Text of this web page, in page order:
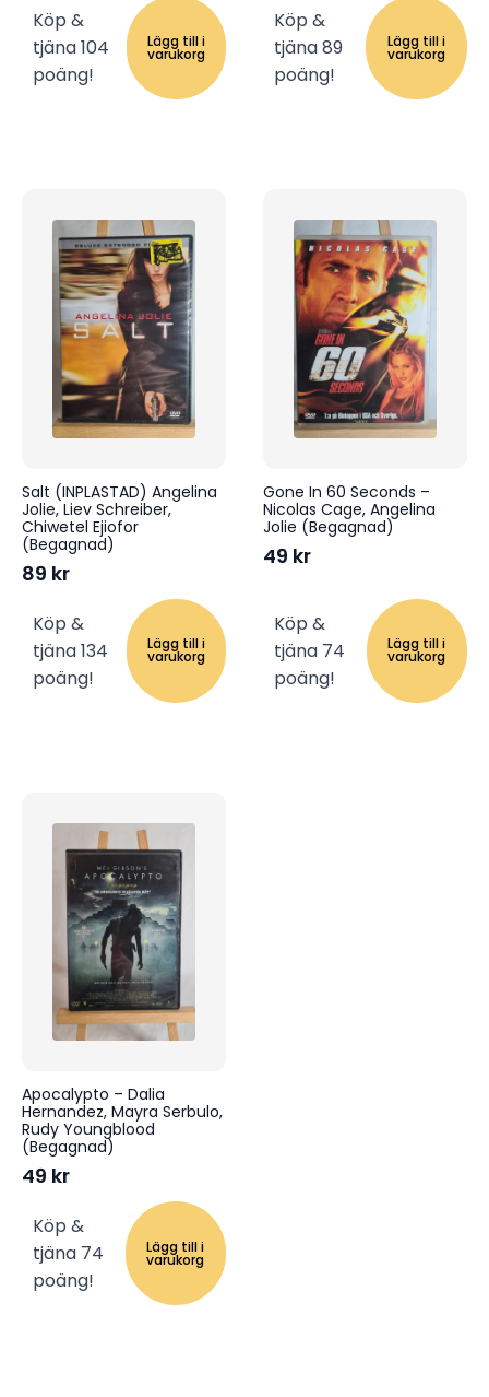
Köp &
tjäna 104
poäng!
Lägg till i
varukorg
Köp &
tjäna 89
poäng!
Lägg till i
varukorg
Salt (INPLASTAD) Angelina
Jolie, Liev Schreiber,
Chiwetel Ejiofor
(Begagnad)
89 kr
Köp &
tjäna 134
poäng!
Lägg till i
varukorg
Gone In 60 Seconds –
Nicolas Cage, Angelina
Jolie (Begagnad)
49 kr
Köp &
tjäna 74
poäng!
Lägg till i
varukorg
Apocalypto – Dalia
Hernandez, Mayra Serbulo,
Rudy Youngblood
(Begagnad)
49 kr
Köp &
tjäna 74
poäng!
Lägg till i
varukorg